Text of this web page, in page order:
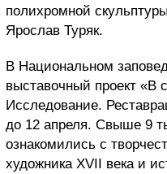
полихромной
Ярослав Туряк.
В Национальном
выставочный проект «В
Исследование.
до 12 апреля. Свыше 9
ознакомились с
художника XVII века и